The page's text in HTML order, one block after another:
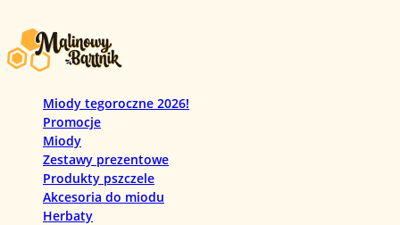
Miody tegoroczne 2026!
Promocje
Miody
Zestawy prezentowe
Produkty pszczele
Akcesoria do miodu
Herbaty